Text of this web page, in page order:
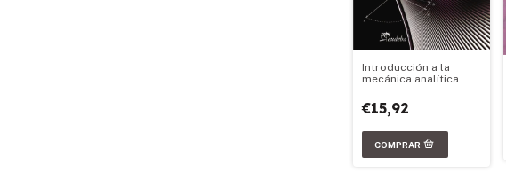
Introducción a la
mecánica analítica
€15,92